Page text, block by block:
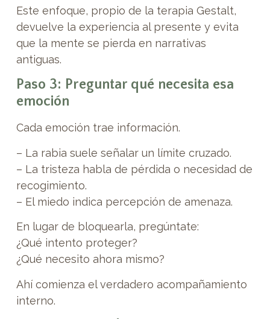
Este enfoque, propio de la terapia Gestalt,
devuelve la experiencia al presente y evita
que la mente se pierda en narrativas
antiguas.
Paso 3: Preguntar qué necesita esa
emoción
Cada emoción trae información.
– La rabia suele señalar un límite cruzado.
– La tristeza habla de pérdida o necesidad de
recogimiento.
– El miedo indica percepción de amenaza.
En lugar de bloquearla, pregúntate:
¿Qué intento proteger?
¿Qué necesito ahora mismo?
Ahí comienza el verdadero acompañamiento
interno.